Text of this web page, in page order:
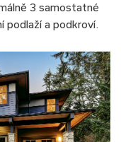
3 samostatné
podlaží a podkroví.